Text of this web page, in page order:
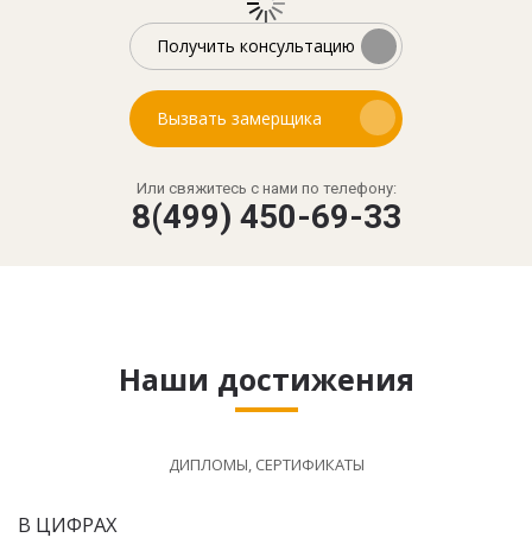
Получить консультацию
Вызвать замерщика
Или свяжитесь с нами по телефону:
8(499) 450-69-33
Наши достижения
ДИПЛОМЫ, СЕРТИФИКАТЫ
В ЦИФРАХ